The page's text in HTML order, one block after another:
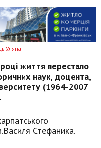
Уляна
життя перестало
наук, доцента,
(1964-2007
Стефаника.